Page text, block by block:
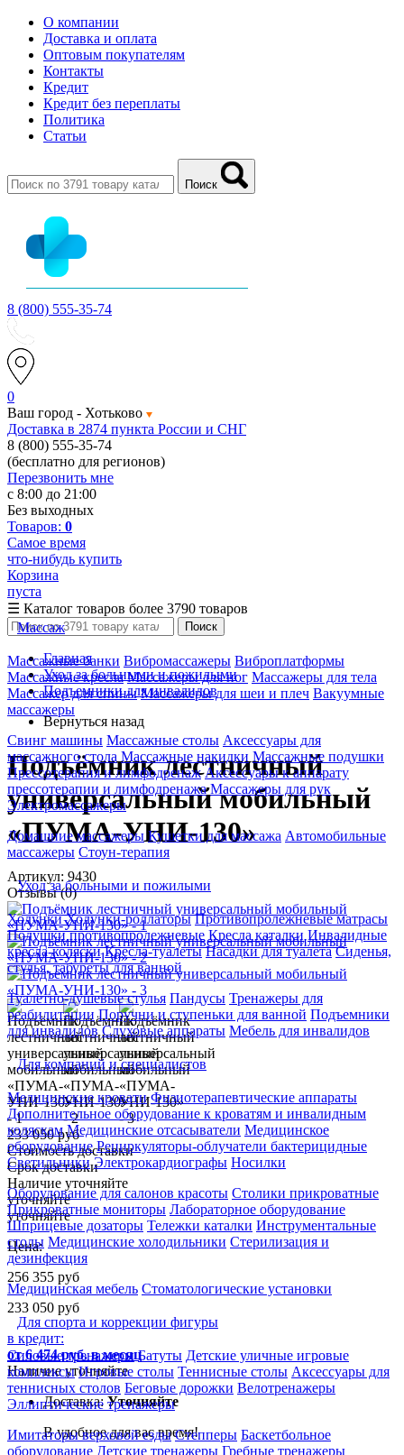
О компании
Доставка и оплата
Оптовым покупателям
Контакты
Кредит
Кредит без переплаты
Политика
Статьи
Поиск
8 (800) 555-35-74
0
Ваш город - Хотьково
Доставка в 2874 пункта России и СНГ
8 (800) 555-35-74
(бесплатно для регионов)
Перезвонить мне
с 8:00 до 21:00
Без выходных
Товаров: 0
Самое время
что-нибудь купить
Корзина
пуста
☰ Каталог товаров более 3790 товаров
Массаж
Массажные банки Вибромассажеры Виброплатформы
Массажные кресла Массажеры для ног Массажеры для тела
Массажер для спины Массажеры для шеи и плеч Вакуумные
массажеры
Свинг машины Массажные столы Аксессуары для
массажного стола Массажные накидки Массажные подушки
Прессотерапия и лимфодренаж Аксессуары к аппарату
прессотерапии и лимфодренажа Массажеры для рук
Электромассажеры
Домашние массажеры Кушетки для массажа Автомобильные
массажеры Стоун-терапия
Уход за больными и пожилыми
ХодункиХодунки-роллаторы Противопролежневые матрасы
Подушки противопролежневые Кресла каталки Инвалидные
кресла-коляски Кресла-туалеты Насадки для туалета Сиденья,
стулья, табуреты для ванной
Туалетно-душевые стулья Пандусы Тренажеры для
реабилитации Поручни и ступеньки для ванной Подъемники
для инвалидов Слуховые аппараты Мебель для инвалидов
Для компаний и специалистов
Медицинские кровати Физиотерапевтические аппараты
Дополнительное оборудование к кроватям и инвалидным
коляскам Медицинские отсасыватели Медицинское
оборудование Рециркуляторы-облучатели бактерицидные
Светильники Электрокардиографы Носилки
Оборудование для салонов красоты Столики прикроватные
Прикроватные мониторы Лабораторное оборудование
Шприцевые дозаторы Тележки каталки Инструментальные
столы Медицинские холодильники Стерилизация и
дезинфекция
Медицинская мебель Стоматологические установки
Для спорта и коррекции фигуры
Силовые тренажеры Батуты Детские уличные игровые
комплексы Игровые столы Теннисные столы Аксессуары для
теннисных столов Беговые дорожки Велотренажеры
Эллиптические тренажеры
Имитаторы верховой езды Степперы Баскетбольное
оборудование Детские тренажеры Гребные тренажеры
Поиск
Главная
Уход за больными и пожилыми
Подъемники для инвалидов
Вернуться назад
Подъёмник лестничный
универсальный мобильный
«ПУМА-УНИ-130»
Артикул: 9430
Отзывы (0)
233 050 руб
Стоимость доставки
Срок доставки
Наличие уточняйте
уточняйте
уточняйте
Цена:
256 355 руб
233 050 руб
в кредит:
от 6 474 руб. в месяц
Наличие уточняйте
Доставка: Уточняйте
В удобное для вас время!